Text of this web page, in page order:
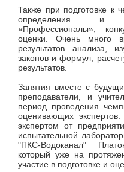
Также при подготовке к
определения и
«Профессионалы»,
оценки. Очень много
результатов анализа,
законов и формул,
результатов.
Занятия вместе с
преподаватели, и
период проведения
оценивающих
экспертом от
испытательной
"ПКС-Водоканал"
который уже на
участие в подготовке и